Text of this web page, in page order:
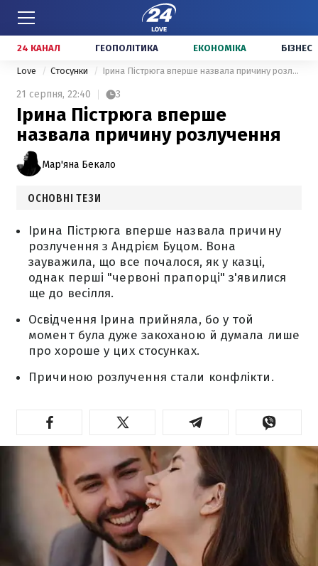
24 КАНАЛ ГЕОПОЛІТИКА ЕКОНОМІКА БІЗНЕС
Love Стосунки Ірина Пістрюга вперше назвала причину розлучення
21 серпня, 22:40 3
Ірина Пістрюга вперше
назвала причину розлучення
Мар'яна Бекало
ОСНОВНІ ТЕЗИ
Ірина Пістрюга вперше назвала причину
розлучення з Андрієм Буцом. Вона
зауважила, що все почалося, як у казці,
однак перші "червоні прапорці" з'явилися
ще до весілля.
Освідчення Ірина прийняла, бо у той
момент була дуже закоханою й думала лише
про хороше у цих стосунках.
Причиною розлучення стали конфлікти.